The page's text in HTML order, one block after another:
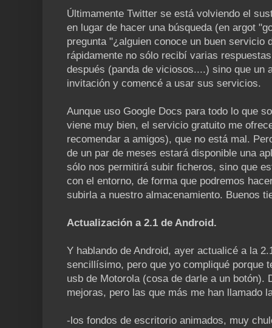
Últimamente Twitter se está volviendo el
en lugar de hacer una búsqueda (en argot
pregunta "¿alguien conoce un buen servicio
rápidamente no sólo recibí varias
después (panda de viciosos....) sino que un
invitación y comencé a usar sus servicios.
Aunque uso Google Docs para todo lo que
viene muy bien, el servicio gratuito me
recomendar a amigos), que no está mal.
de un par de meses estará disponible una
sólo nos permitirá subir ficheros, sino que
con el entorno, de forma que podremos
subirla a nuestro almacenamiento. Buenos
Actualización a 2.1 de Android.
Y hablando de Android, ayer actualicé a la
sencillísimo, pero que yo compliqué porque
usb de Motorola (cosa de darle a un botón).
mejoras, pero las que más me han llamado
-los fondos de escritorio animados, muy